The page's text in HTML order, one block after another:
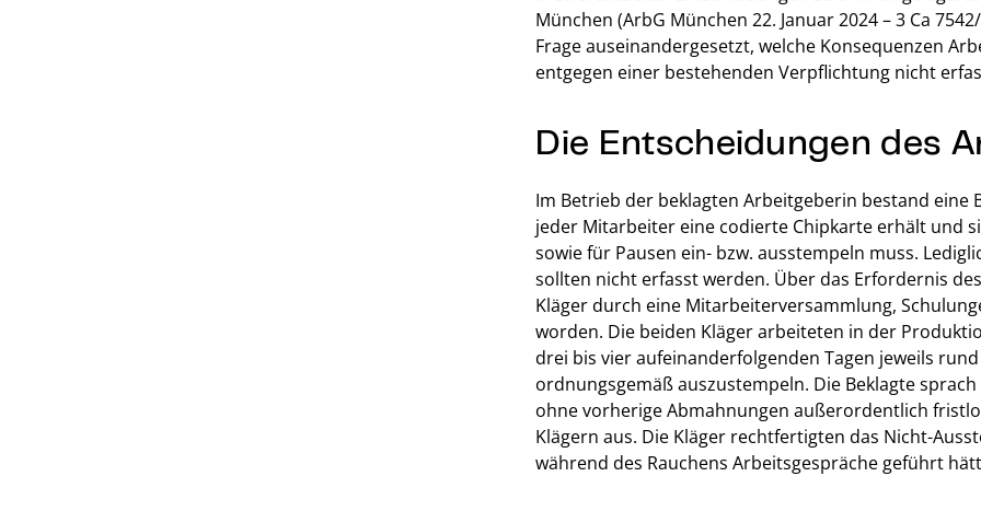
München (ArbG München 22. Januar 2024 – 3 Ca
Frage auseinandergesetzt, welche Konsequenzen
entgegen einer bestehenden Verpflichtung nicht
Die Entscheidungen des
Im Betrieb der beklagten Arbeitgeberin bestand
jeder Mitarbeiter eine codierte Chipkarte erhält und
sowie für Pausen ein- bzw. ausstempeln muss.
sollten nicht erfasst werden. Über das Erfordernis
Kläger durch eine Mitarbeiterversammlung,
worden. Die beiden Kläger arbeiteten in der
drei bis vier aufeinanderfolgenden Tagen jeweils
ordnungsgemäß auszustempeln. Die Beklagte
ohne vorherige Abmahnungen außerordentlich
Klägern aus. Die Kläger rechtfertigten das Nicht-
während des Rauchens Arbeitsgespräche geführt